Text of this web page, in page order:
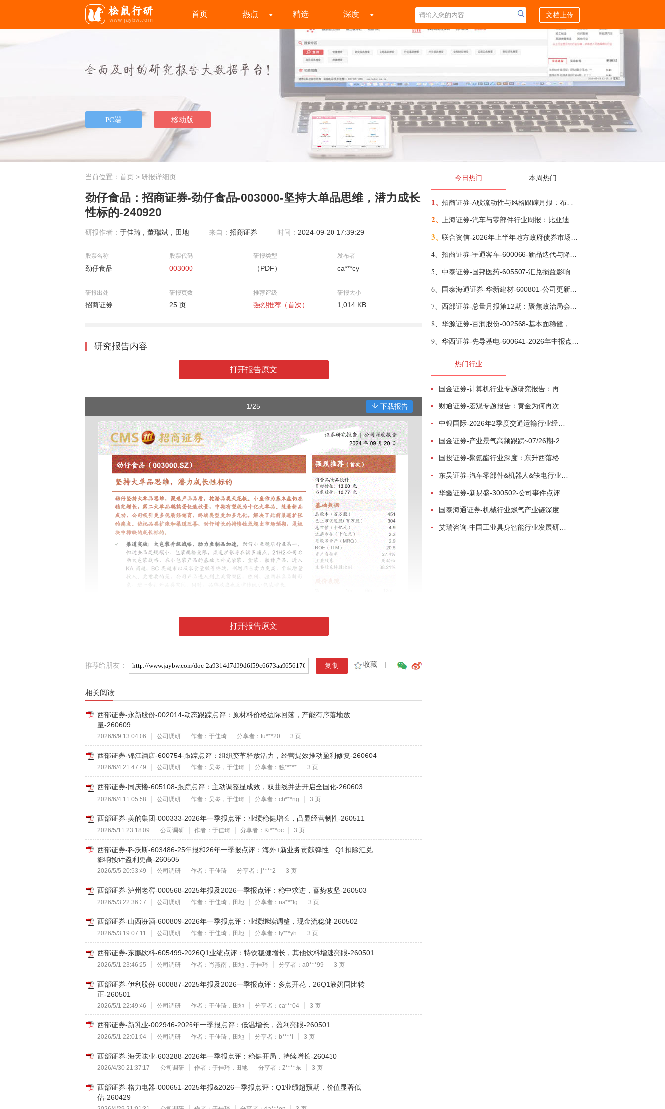
首页 热点 精选 深度 文档上传
当前位置： 首页 > 研报详细页
劲仔食品：招商证券-劲仔食品-003000-坚持大单品思维，潜力成长
性标的-240920
研报作者： 于佳琦，董瑞斌，田地 来自： 招商证券 时间： 2024-09-20 17:39:29
股票名称
劲仔食品
股票代码
003000
研报类型
（PDF）
发布者
ca***cy
研报出处
招商证券
研报页数
25 页
推荐评级
强烈推荐（首次）
研报大小
1,014 KB
研究报告内容
打开报告原文
1/25 下载报告
打开报告原文
推荐给朋友： 收藏 |
相关阅读
西部证券-永新股份-002014-动态跟踪点评：原材料价格边际回落，产能有序落地放
量-260609
2026/6/9 13:04:06 公司调研 作者：于佳琦 分享者：tu***20 3 页
西部证券-锦江酒店-600754-跟踪点评：组织变革释放活力，经营提效推动盈利修复-260604
2026/6/4 21:47:49 公司调研 作者：吴岑，于佳琦 分享者：独***** 3 页
西部证券-同庆楼-605108-跟踪点评：主动调整显成效，双曲线并进开启全国化-260603
2026/6/4 11:05:58 公司调研 作者：吴岑，于佳琦 分享者：ch***ng 3 页
西部证券-美的集团-000333-2026年一季报点评：业绩稳健增长，凸显经营韧性-260511
2026/5/11 23:18:09 公司调研 作者：于佳琦 分享者：Ki***oc 3 页
西部证券-科沃斯-603486-25年报和26年一季报点评：海外+新业务贡献弹性，Q1扣除汇兑
影响预计盈利更高-260505
2026/5/5 20:53:49 公司调研 作者：于佳琦 分享者：j****2 3 页
西部证券-泸州老窖-000568-2025年报及2026一季报点评：稳中求进，蓄势攻坚-260503
2026/5/3 22:36:37 公司调研 作者：于佳琦，田地 分享者：na***fg 3 页
西部证券-山西汾酒-600809-2026年一季报点评：业绩继续调整，现金流稳健-260502
2026/5/3 19:07:11 公司调研 作者：于佳琦，田地 分享者：fy***yh 3 页
西部证券-东鹏饮料-605499-2026Q1业绩点评：特饮稳健增长，其他饮料增速亮眼-260501
2026/5/1 23:46:25 公司调研 作者：肖燕南，田地，于佳琦 分享者：a0***99 3 页
西部证券-伊利股份-600887-2025年报及2026一季报点评：多点开花，26Q1液奶同比转
正-260501
2026/5/1 22:49:46 公司调研 作者：于佳琦，田地 分享者：ca***04 3 页
西部证券-新乳业-002946-2026年一季报点评：低温增长，盈利亮眼-260501
2026/5/1 22:01:04 公司调研 作者：于佳琦，田地 分享者：b****i 3 页
西部证券-海天味业-603288-2026年一季报点评：稳健开局，持续增长-260430
2026/4/30 21:37:17 公司调研 作者：于佳琦，田地 分享者：Z****东 3 页
西部证券-格力电器-000651-2025年报&2026一季报点评：Q1业绩超预期，价值显著低
估-260429
今日热门 本周热门
1、
2、
3、
4、
5、
6、
7、
8、
9、
热门行业